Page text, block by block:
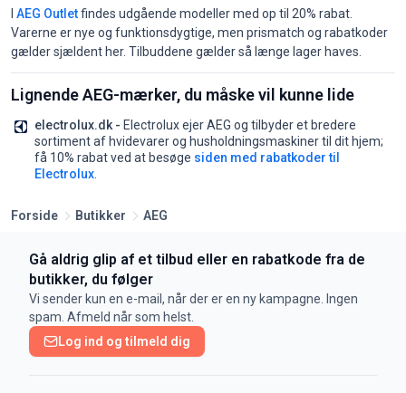
AEG Outletfindes udgående modeller med op til 20% rabat.
Varerne er nye og funktionsdygtige, men prismatch og rabatkoder
gælder sjældent her. Tilbuddene gælder så længe lager haves.
Lignende AEG-mærker, du måske vil kunne lide
electrolux.dk - Electrolux ejer AEG og tilbyder et bredere
sortiment af hvidevarer og husholdningsmaskiner til dit hjem;
få 10% rabat ved at besøge siden med rabatkoder til
Electrolux
Forside Butikker AEG
Gå aldrig glip af et tilbud eller en rabatkode fra de
butikker, du følger
Vi sender kun en e-mail, når der er en ny kampagne. Ingen
spam. Afmeld når som helst.
Log ind og tilmeld dig